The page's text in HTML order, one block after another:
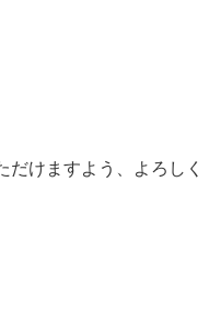
だけますよう、よろしく